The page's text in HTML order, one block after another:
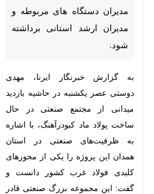
مدیران دستگاه های مربوطه و
مدیران ارشد استانی برداشته
شود.
به گزارش خبرنگار ایرنا، مهدی
دوستی عصر یکشنبه در حاشیه بازدید
میدانی از مجتمع صنعتی در حال
ساخت پولاد ماد کبودرآهنگ، با اشاره
به ظرفیت‌های صنعتی در استان
همدان این پروژه را یکی از محورهای
کلیدی فولاد غرب کشور دانست و
گفت: این مجموعه بزرگ صنعتی قادر